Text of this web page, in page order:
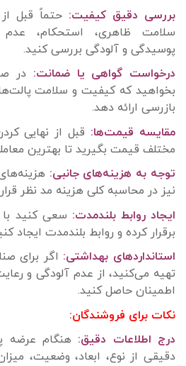
بررسی دقیق کیفیت: حتماً قبل
سلامت ظاهری، استحکام،
پوسیدگی و آلودگی بررسی کنید.
درخواست گواهی یا ضمانت: در
بخواهید که کیفیت و سلامت
بازرسی ارائه دهد.
مقایسه قیمت‌ها: قبل از نهایی
مختلف قیمت بگیرید تا بهترین
توجه به هزینه‌های جانبی:
نیز در محاسبه کلی هزینه مد نظر
ایجاد روابط بلندمدت: سعی کنید با
برقرار کرده و روابط بلندمدت ایجاد
استانداردهای بهداشتی: اگر برای
تهیه می‌کنید، از عدم آلودگی و
اطمینان حاصل کنید.
نکات برای فروشندگان:
درج اطلاعات دقیق: هنگام عرضه
دقیقی از نوع، ابعاد، وضعیت،